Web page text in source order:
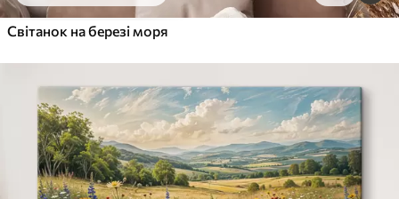
Світанок на березі моря